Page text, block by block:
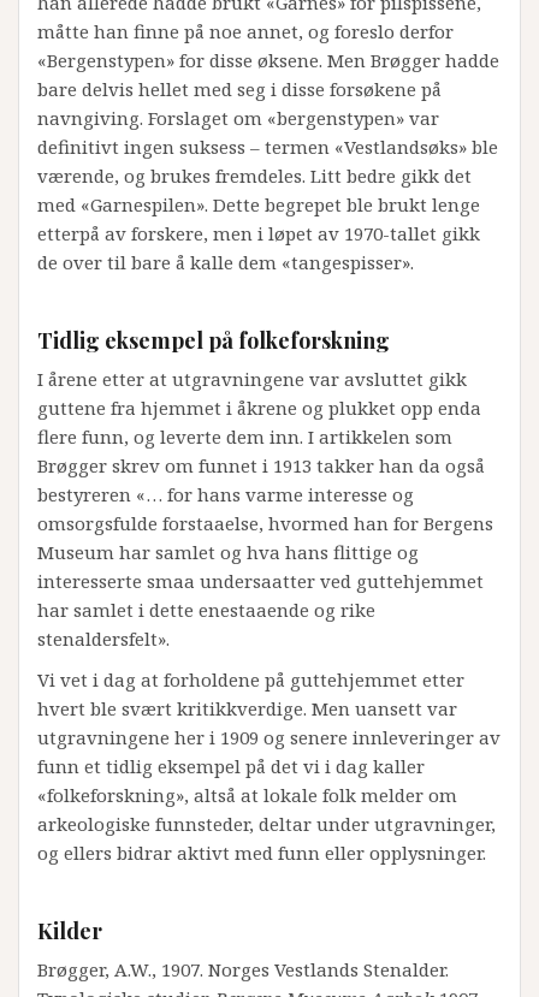
måtte han finne på noe annet, og foreslo derfor
«Bergenstypen» for disse øksene. Men Brøgger hadde
bare delvis hellet med seg i disse forsøkene på
navngiving. Forslaget om «bergenstypen» var
definitivt ingen suksess – termen «Vestlandsøks» ble
værende, og brukes fremdeles. Litt bedre gikk det
med «Garnespilen». Dette begrepet ble brukt lenge
etterpå av forskere, men i løpet av 1970-tallet gikk
de over til bare å kalle dem «tangespisser».
Tidlig eksempel på folkeforskning
I årene etter at utgravningene var avsluttet gikk
guttene fra hjemmet i åkrene og plukket opp enda
flere funn, og leverte dem inn. I artikkelen som
Brøgger skrev om funnet i 1913 takker han da også
bestyreren «… for hans varme interesse og
omsorgsfulde forstaaelse, hvormed han for Bergens
Museum har samlet og hva hans flittige og
interesserte smaa undersaatter ved guttehjemmet
har samlet i dette enestaaende og rike
stenaldersfelt».
Vi vet i dag at forholdene på guttehjemmet etter
hvert ble svært kritikkverdige. Men uansett var
utgravningene her i 1909 og senere innleveringer av
funn et tidlig eksempel på det vi i dag kaller
«folkeforskning», altså at lokale folk melder om
arkeologiske funnsteder, deltar under utgravninger,
og ellers bidrar aktivt med funn eller opplysninger.
Kilder
Brøgger, A.W., 1907. Norges Vestlands Stenalder.